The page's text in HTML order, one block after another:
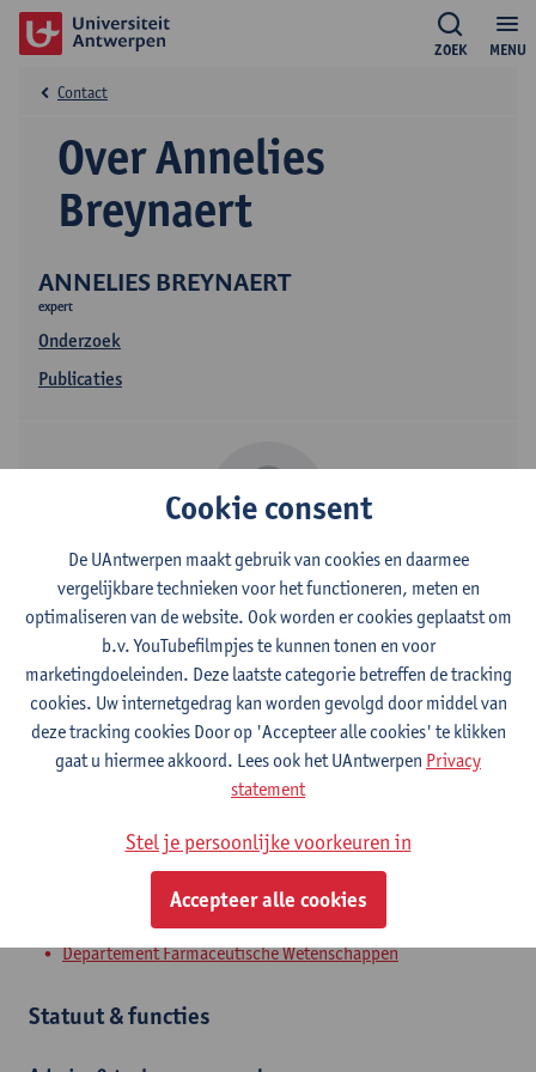
MENU
ZOEK
ANNELIES BREYNAERT
expert
Onderzoek
Publicaties
Over Annelies
Breynaert
Contact
Contact
Campus Drie Eiken
Toon e-mailadres
Tel. +3232659086
Universiteitsplein 1
Departement Farmaceutische Wetenschappen
Statuut & functies
Cookie consent
De UAntwerpen maakt gebruik van cookies en daarmee
vergelijkbare technieken voor het functioneren, meten en
optimaliseren van de website. Ook worden er cookies geplaatst om
b.v. YouTubefilmpjes te kunnen tonen en voor
marketingdoeleinden. Deze laatste categorie betreffen de tracking
cookies. Uw internetgedrag kan worden gevolgd door middel van
deze tracking cookies Door op 'Accepteer alle cookies' te klikken
gaat u hiermee akkoord. Lees ook het UAntwerpen Privacy
statement
Stel je persoonlijke voorkeuren in
Accepteer alle cookies